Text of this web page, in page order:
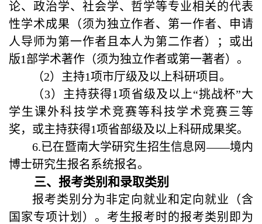
论、政治学、社会学、哲学等专业相关的代表
性学术成果（须为独立作者、第一作者、申请
人导师为第一作者且本人为第二作者）；或出
版1部学术著作（须为独立作者或第一著者）。
（2）主持1项市厅级及以上科研项目。
（3）主持获得1项省级及以上“挑战杯”大
学生课外科技学术竞赛等科技学术竞赛三等
奖，或主持获得1项省部级及以上科研成果奖。
6.已在暨南大学研究生招生信息网——境内
博士研究生报名系统报名。
三、报考类别和录取类别
报考类别分为非定向就业和定向就业（含
国家专项计划）。考生报考时的报考类别即为